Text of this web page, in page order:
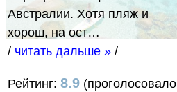
Австралии. Хотя пляж и
хорош, на ост…
/ читать дальше » /
Рейтинг: 8.9 (проголосовало